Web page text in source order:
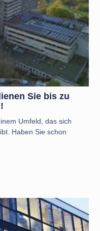
Sie bis zu
Umfeld, das sich
Haben Sie schon